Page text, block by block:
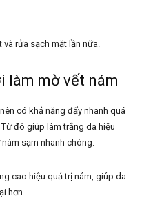
và rửa sạch mặt lần nữa.
làm mờ vết nám
có khả năng đẩy nhanh quá
đó giúp làm trắng da hiệu
sạm nhanh chóng.
cao hiệu quả trị nám, giúp da
hơn.